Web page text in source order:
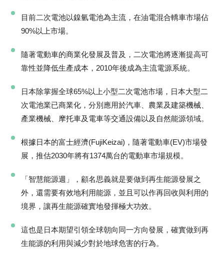
目前二次電池以鎳氫電池為主流，在油電混合轎車市場佔
90%以上市場。
隨著電動車的商業化發展及普及，二次電池將逐漸提高可
靠性並降低生產成本，2010年後成為主流電源系統。
日本除掌握全球65%以上小型二次電池市場，日本大型二
次電池業已商業化，分別應用於汽車、農業及建築機械、
產業機械、摩托車及電車等交通設備以及自然能源領域。
根據日本的富士經濟(FujiKeizai)，隨著電動車(EV)市場發
展，推估2030年將有1374萬台的電動車市場規模。
「智慧能源週」，顧名思義就是要做到再生能源發展之
外，還需要有效地利用能源，並且可以作再回收與利用的
境界，讓再生能源確實地發揮極大功效。
這也是日本期望引領全球朝向同一方向發展，確實做到再
生能源的利用與減少對於地球危害的行為。